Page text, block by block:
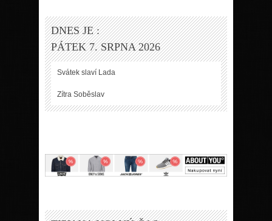
DNES JE :
PÁTEK 7. SRPNA 2026
Svátek slaví Lada
Zítra Soběslav